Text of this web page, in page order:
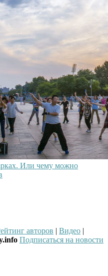
Или чему можно
авторов | Видео |
Подписаться на новости